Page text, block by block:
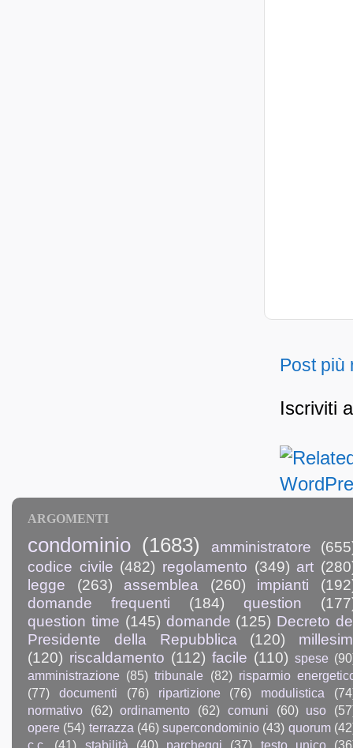
Post più
Iscriviti
ARGOMENTI
condominio (1683) amministratore
codice civile (482) regolamento (349) art
legge
(263) assemblea (260) impianti
domande frequenti
(184) question
question time (145) domande (125) Decreto
Presidente della Repubblica
(120)
(120) riscaldamento (112) facile (110) spese
amministrazione (85) tribunale (82) risparmio
(77)
documenti (76) ripartizione (76) modulistica
normativo
(62) ordinamento (62) comuni (60) uso
opere (54) terrazza (46) supercondominio (43) quorum
c.c.
(41) stabilità (40) parcheggi (37) testo unico